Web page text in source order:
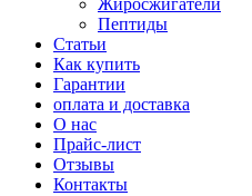
Жиросжигатели
Пептиды
Статьи
Как купить
Гарантии
оплата и доставка
О нас
Прайс-лист
Отзывы
Контакты